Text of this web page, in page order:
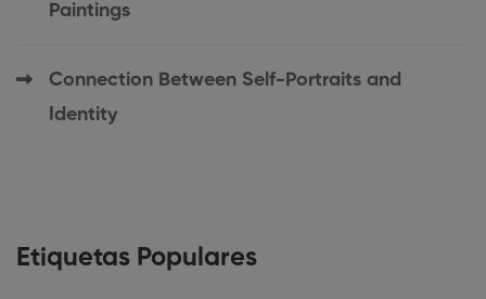
Paintings
Connection Between Self-Portraits and
Identity
Etiquetas Populares